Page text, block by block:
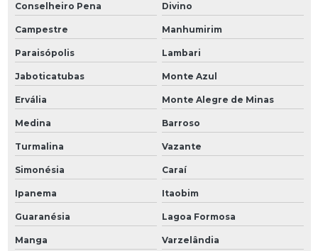
Conselheiro Pena Divino
Campestre Manhumirim
Paraisópolis Lambari
Jaboticatubas Monte Azul
Ervália Monte Alegre de Minas
Medina Barroso
Turmalina Vazante
Simonésia Caraí
Ipanema Itaobim
Guaranésia Lagoa Formosa
Manga Varzelândia